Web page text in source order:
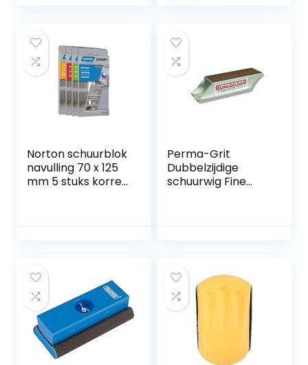
Mirka CEROS
DerOS
eden met
schuurschijven
klittenband
Norton schuurblok
navulling 70 x 125
mm 5 stuks korrel
Perma-Grit
Dubbelzijdige
schuurwig Fine